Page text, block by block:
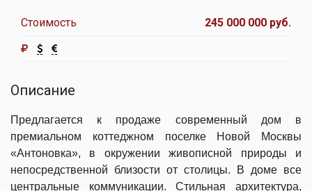
Стоимость 245 000 000 руб.
Описание
Предлагается к продаже современный дом в
премиальном коттеджном поселке Новой Москвы
«Антоновка», в окружении живописной природы и
непосредственной близости от столицы. В доме все
центральные коммуникации. Стильная архитектура,